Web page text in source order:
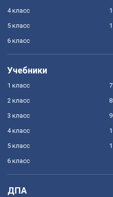
4 класс
5 класс
6 класс
Учебники
1 класс
2 класс
3 класс
4 класс
5 класс
6 класс
ДПА